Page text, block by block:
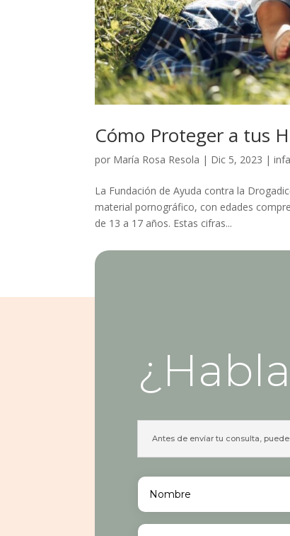
Cómo Proteger a tus
por María Rosa Resola | Dic 5, 2023 |
La Fundación de Ayuda contra la
material pornográfico, con edades
de 13 a 17 años. Estas cifras...
Antes de envíar tu consulta,